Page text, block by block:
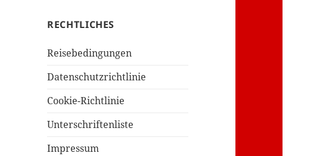
RECHTLICHES
Reisebedingungen
Datenschutzrichtlinie
Cookie-Richtlinie
Unterschriftenliste
Impressum